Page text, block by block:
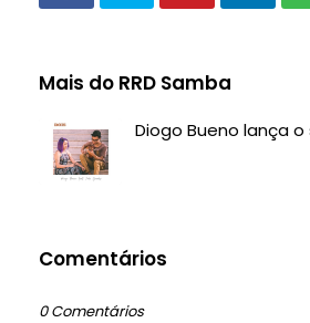
Mais do RRD Samba
Diogo Bueno lança o
Comentários
0 Comentários